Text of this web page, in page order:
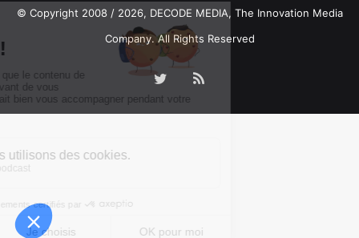
© Copyright 2008 / 2026, DECODE MEDIA, The Innovation Media
Company.All Rights Reserved
TwitterRSS